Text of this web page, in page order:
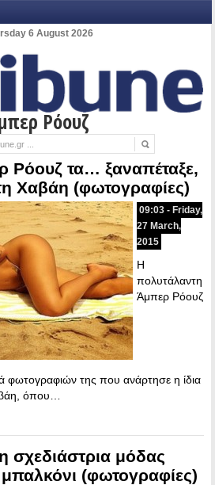
6 August 2026
Ρόουζ
Ρόουζ τα… ξαναπέταξε,
Χαβάη (φωτογραφίες)
09:03 - Friday,
27 March,
2015
Η
πολυτάλαντη
Άμπερ Ρόουζ
φωτογραφιών της που ανάρτησε η ίδια
όπου…
σχεδιάστρια μόδας
(φωτογραφίες)